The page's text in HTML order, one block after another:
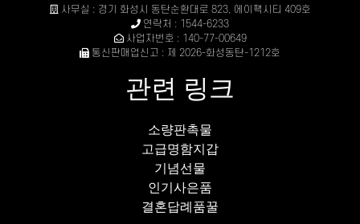
사무실 : 경기 화성시 동탄순환대로 823, 에이팩시티 409호
연락처 : 1544-6233
사업자번호 : 140-77-00649
통신판매업신고 : 제 2026-화성동탄-1212호
관련 링크
소량판촉물
고급명함지갑
기념선물
인기사은품
결혼답례품꿀